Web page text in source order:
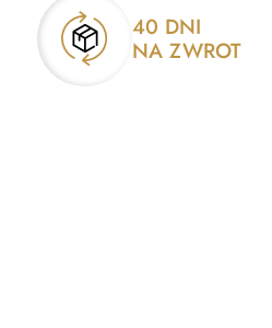
40 DNI
NA ZWROT